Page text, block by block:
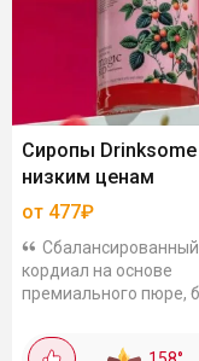
Сиропы Drinksome
низким ценам
от 477₽
Сбалансированный
кордиал на основе
премиального пюре,
Подходит для